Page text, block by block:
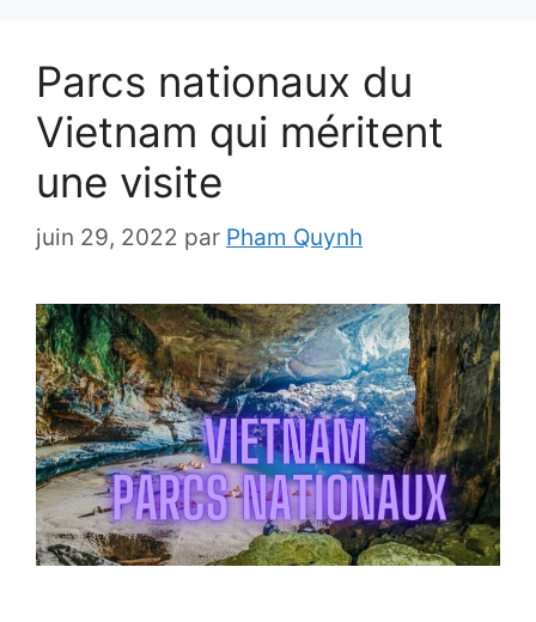
Parcs nationaux du
Vietnam qui méritent
une visite
juin 29, 2022 par Pham Quynh